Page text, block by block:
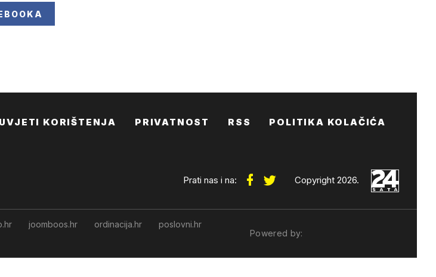
UVJETI KORIŠTENJA PRIVATNOST RSS POLITIKA KOLAČIĆA
Prati nas i na: Copyright 2026.
joomboos.hr ordinacija.hr
poslovni.hr
Powered by: